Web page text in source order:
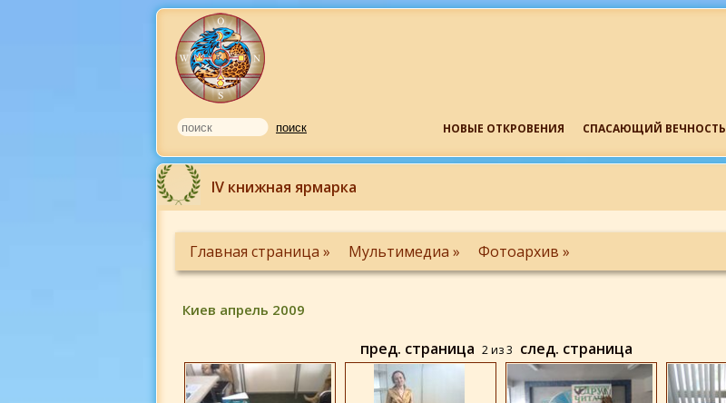
НОВЫЕ ОТКРОВЕНИЯ СПАСАЮЩИЙ ВЕЧНОСТЬ
IV книжная ярмарка
Главная страница » Мультимедиа » Фотоархив »
Киев апрель 2009
пред. страница 2из3 след. страница